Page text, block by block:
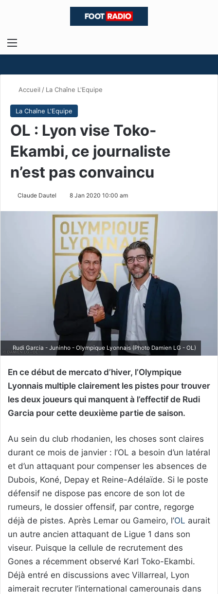
Menu
Accueil / La Chaîne L'Equipe
La Chaîne L'Equipe
OL : Lyon vise Toko-
Ekambi, ce journaliste
n’est pas convaincu
Claude Dautel 8 Jan 2020 10:00 am
Rudi Garcia - Juninho - Olympique Lyonnais (Photo Damien LG - OL)
En ce début de mercato d’hiver, l’Olympique
Lyonnais multiple clairement les pistes pour trouver
les deux joueurs qui manquent à l’effectif de Rudi
Garcia pour cette deuxième partie de saison.
Au sein du club rhodanien, les choses sont claires
durant ce mois de janvier : l’OL a besoin d’un latéral
et d’un attaquant pour compenser les absences de
Dubois, Koné, Depay et Reine-Adélaïde. Si le poste
défensif ne dispose pas encore de son lot de
rumeurs, le dossier offensif, par contre, regorge
déjà de pistes. Après Lemar ou Gameiro, l’OL aurait
un autre ancien attaquant de Ligue 1 dans son
viseur. Puisque la cellule de recrutement des
Gones a récemment observé Karl Toko-Ekambi.
Déjà entré en discussions avec Villarreal, Lyon
aimerait recruter l’international camerounais dans